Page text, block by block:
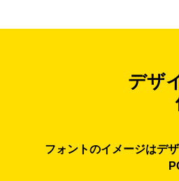
デザ
フォントのイメージはデ